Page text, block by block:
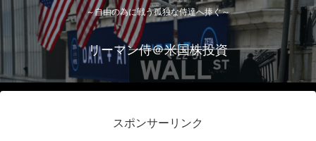
～自由の為に戦う孤独な侍達へ捧ぐ～
リーマン侍＠米国株投資
スポンサーリンク